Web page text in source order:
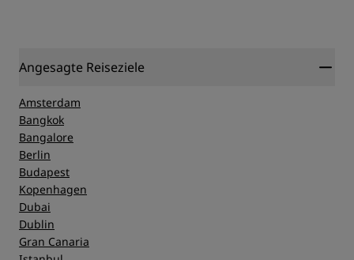
Angesagte Reiseziele
Amsterdam
Bangkok
Bangalore
Berlin
Budapest
Kopenhagen
Dubai
Dublin
Gran Canaria